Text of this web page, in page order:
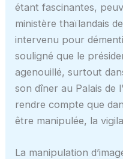
étant fascinantes,
ministère thaïlandais
intervenu pour
souligné que le
agenouillé, surtout
son dîner au Palais de
rendre compte que
être manipulée, la
La manipulation